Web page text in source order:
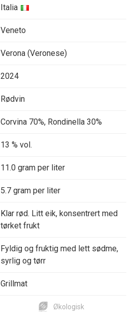
Italia
Veneto
Verona (Veronese)
2024
Rødvin
Corvina 70%, Rondinella 30%
13 % vol.
11.0 gram per liter
5.7 gram per liter
Klar rød. Litt eik, konsentrert med
tørket frukt
Fyldig og fruktig med lett sødme,
syrlig og tørr
Grillmat
Økologisk